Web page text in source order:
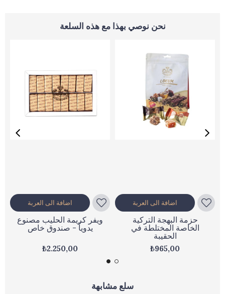
نحن نوصي بهذا مع هذه السلعة
ويفر كريمة الحليب مصنوع
يدوياً - صندوق خاص
₺2.250,00
اضافة الى العربة
حزمة البهجة التركية
الخاصة المختلطة في
الحقيبة
₺965,00
اضافة الى العربة
سلع مشابهة